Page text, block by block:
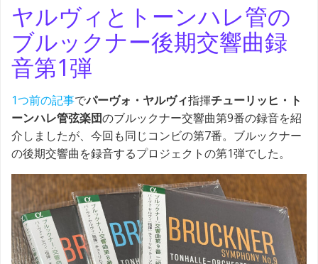
ヤルヴィとトーンハレ管の
ブルックナー後期交響曲録
音第1弾
1つ前の記事でパーヴォ・ヤルヴィ指揮チューリッヒ・ト
ーンハレ管弦楽団のブルックナー交響曲第9番の録音を紹
介しましたが、今回も同じコンビの第7番。ブルックナー
の後期交響曲を録音するプロジェクトの第1弾でした。